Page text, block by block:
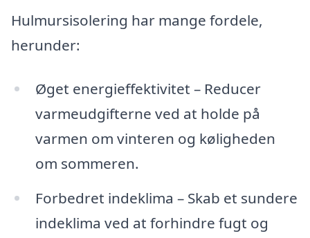
Hulmursisolering har mange fordele,
herunder:
Øget energieffektivitet – Reducer
varmeudgifterne ved at holde på
varmen om vinteren og køligheden
om sommeren.
Forbedret indeklima – Skab et sundere
indeklima ved at forhindre fugt og